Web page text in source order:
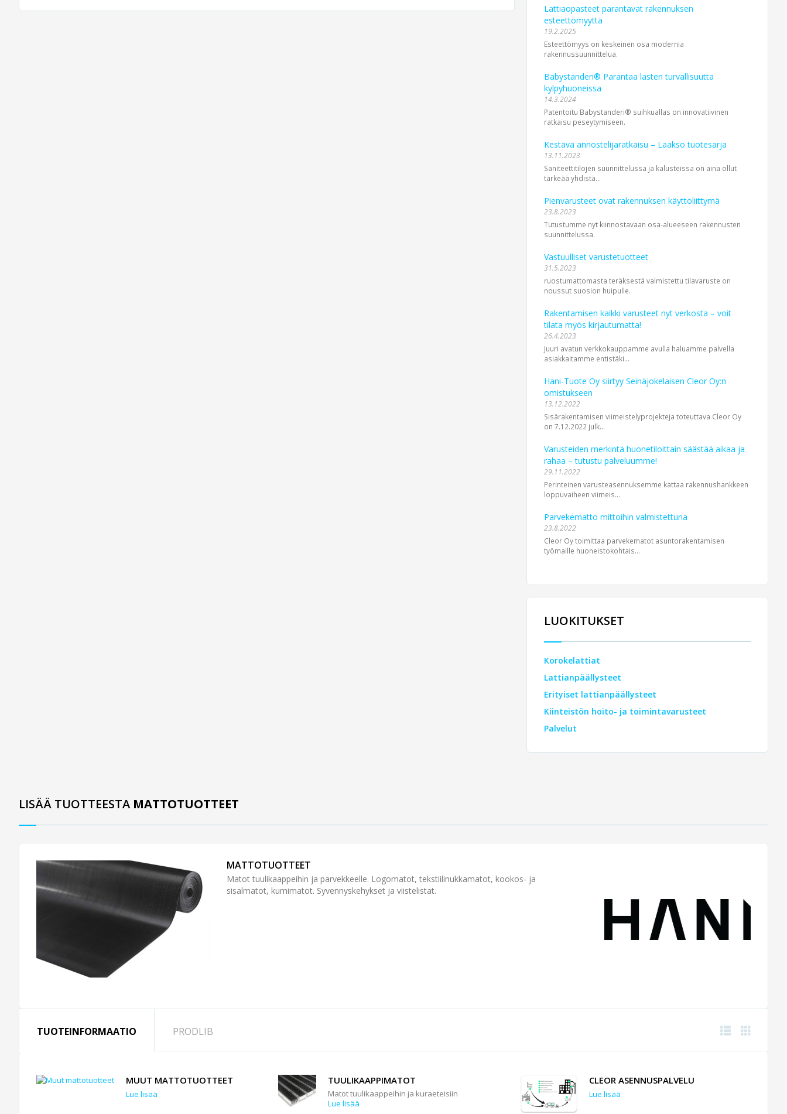
Lattiaopasteet parantavat rakennuksen
esteettömyyttä
19.2.2025
Esteettömyys on keskeinen osa modernia
rakennussuunnittelua.
Babystanderi® Parantaa lasten turvallisuutta
kylpyhuoneissa
14.3.2024
Patentoitu Babystanderi® suihkuallas on innovatiivinen
ratkaisu peseytymiseen.
Kestävä annostelijaratkaisu – Laakso tuotesarja
13.11.2023
Saniteettitilojen suunnittelussa ja kalusteissa on aina ollut
tärkeää yhdistä...
Pienvarusteet ovat rakennuksen käyttöliittymä
23.8.2023
Tutustumme nyt kiinnostavaan osa-alueeseen rakennusten
suunnittelussa.
Vastuulliset varustetuotteet
31.5.2023
ruostumattomasta teräksestä valmistettu tilavaruste on
noussut suosion huipulle.
Rakentamisen kaikki varusteet nyt verkosta – voit
tilata myös kirjautumatta!
26.4.2023
Juuri avatun verkkokauppamme avulla haluamme palvella
asiakkaitamme entistäki...
Hani-Tuote Oy siirtyy Seinäjokelaisen Cleor Oy:n
omistukseen
13.12.2022
Sisärakentamisen viimeistelyprojekteja toteuttava Cleor Oy
on 7.12.2022 julk...
Varusteiden merkintä huonetiloittain säästää aikaa ja
rahaa – tutustu palveluumme!
29.11.2022
Perinteinen varusteasennuksemme kattaa rakennushankkeen
loppuvaiheen viimeis...
Parvekematto mittoihin valmistettuna
23.8.2022
Cleor Oy toimittaa parvekematot asuntorakentamisen
työmaille huoneistokohtais...
LUOKITUKSET
Korokelattiat
Lattianpäällysteet
Erityiset lattianpäällysteet
Kiinteistön hoito- ja toimintavarusteet
Palvelut
LISÄÄ TUOTTEESTA MATTOTUOTTEET
MATTOTUOTTEET
Matot tuulikaappeihin ja parvekkeelle. Logomatot, tekstiilinukkamatot, kookos- ja
sisalmatot, kumimatot. Syvennyskehykset ja viistelistat.
TUOTEINFORMAATIO PRODLIB
MUUT MATTOTUOTTEET
Lue lisää
TUULIKAAPPIMATOT
Matot tuulikaappeihin ja kuraeteisiin
Lue lisää
CLEOR ASENNUSPALVELU
Lue lisää